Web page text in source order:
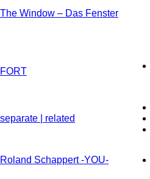
The Window – Das Fenster
FORT
separate | related
Roland Schappert -YOU-